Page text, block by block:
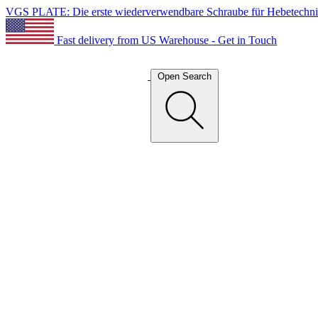
VGS PLATE: Die erste wiederverwendbare Schraube für
Fast delivery from US Warehouse - Get in Touch
Open Search